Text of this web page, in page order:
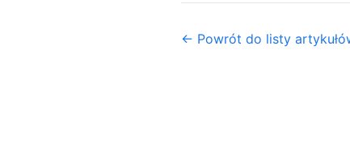
← Powrót do listy